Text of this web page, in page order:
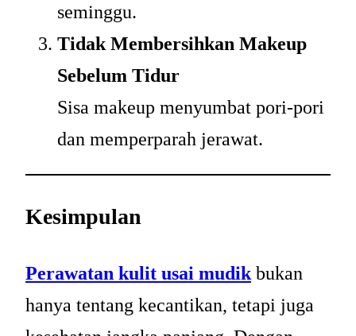
seminggu.
Tidak Membersihkan Makeup
Sebelum Tidur
Sisa makeup menyumbat pori-pori
dan memperparah jerawat.
Kesimpulan
Perawatan kulit usai mudik bukan
hanya tentang kecantikan, tetapi juga